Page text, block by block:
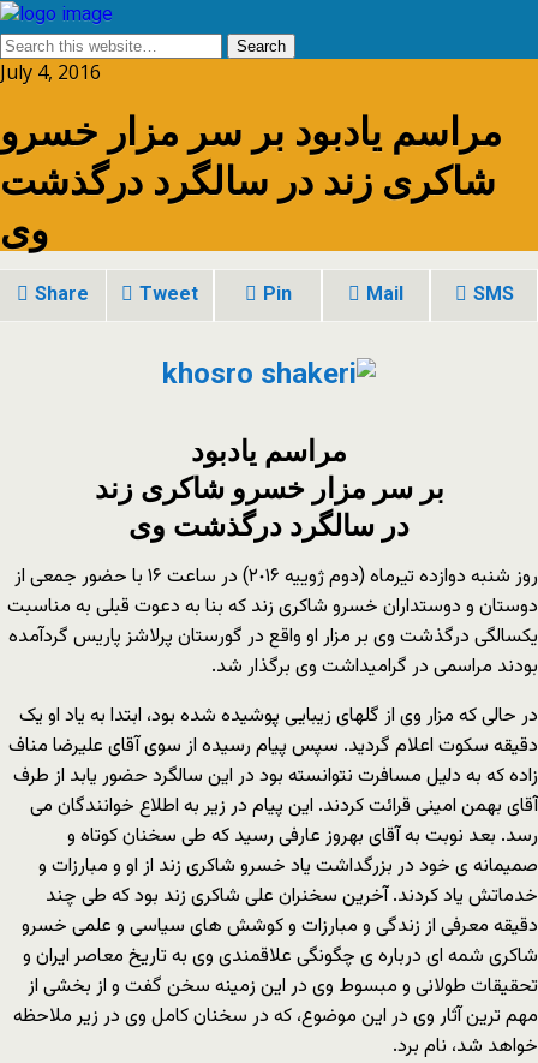
July 4, 2016
مراسم یادبود بر سر مزار خسرو
شاکری زند در سالگرد درگذشت
وی
Share Tweet Pin Mail SMS
مراسم یادبود
بر سر مزار خسرو شاکری زند
در سالگرد درگذشت وی
روز شنبه دوازده تیرماه (دوم ژوییه ٢٠١۶) در ساعت ١۶ با حضور جمعی از
دوستان و دوستداران خسرو شاکری زند که بنا به دعوت قبلی به مناسبت
یکسالگی درگذشت وی بر مزار او واقع در گورستان پرلاشز پاریس گردآمده
بودند مراسمی در گرامیداشت وی برگذار شد.
در حالی که مزار وی از گلهای زیبایی پوشیده شده بود، ابتدا به یاد او یک
دقیقه سکوت اعلام گردید. سپس پیام رسیده از سوی آقای علیرضا مناف
زاده که به دلیل مسافرت نتوانسته بود در این سالگرد حضور یابد از طرف
آقای بهمن امینی قرائت کردند. این پیام در زیر به اطلاع خوانندگان می
رسد. بعد نوبت به آقای بهروز عارفی رسید که طی سخنان کوتاه و
صمیمانه ی خود در بزرگداشت یاد خسرو شاکری زند از او و مبارزات و
خدماتش یاد کردند. آخرین سخنران علی شاکری زند بود که طی چند
دقیقه معرفی از زندگی و مبارزات و کوشش های سیاسی و علمی خسرو
شاکری شمه ای درباره ی چگونگی علاقمندی وی به تاریخ معاصر ایران و
تحقیقات طولانی و مبسوط وی در این زمینه سخن گفت و از بخشی از
مهم ترین آثار وی در این موضوع، که در سخنان کامل وی در زیر ملاحظه
خواهد شد، نام برد.